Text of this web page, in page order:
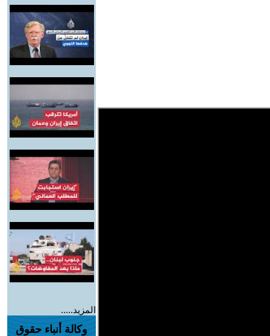
المزيد.....
وكالة أنباء حقوق